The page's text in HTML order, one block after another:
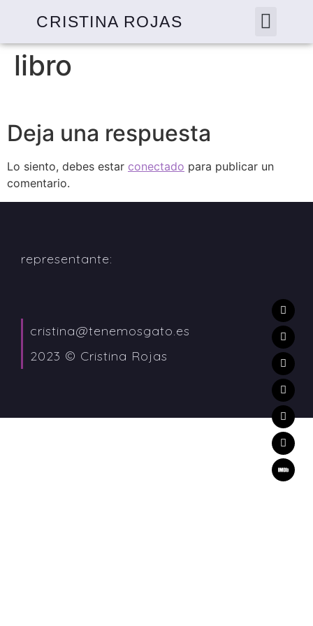
CRISTINA ROJAS
libro
Deja una respuesta
Lo siento, debes estar conectado para publicar un
comentario.
representante:
cristina@tenemosgato.es
2023 © Cristina Rojas